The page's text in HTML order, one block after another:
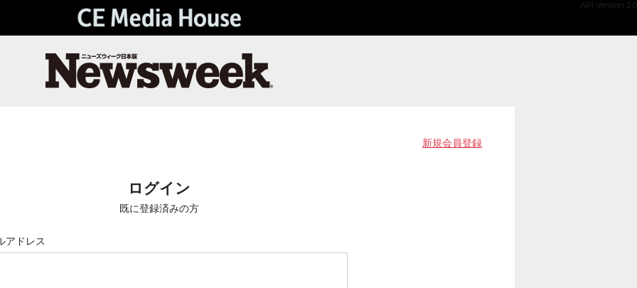
API Version 2.0
新規会員登録
ログイン
既に登録済みの方
アドレス